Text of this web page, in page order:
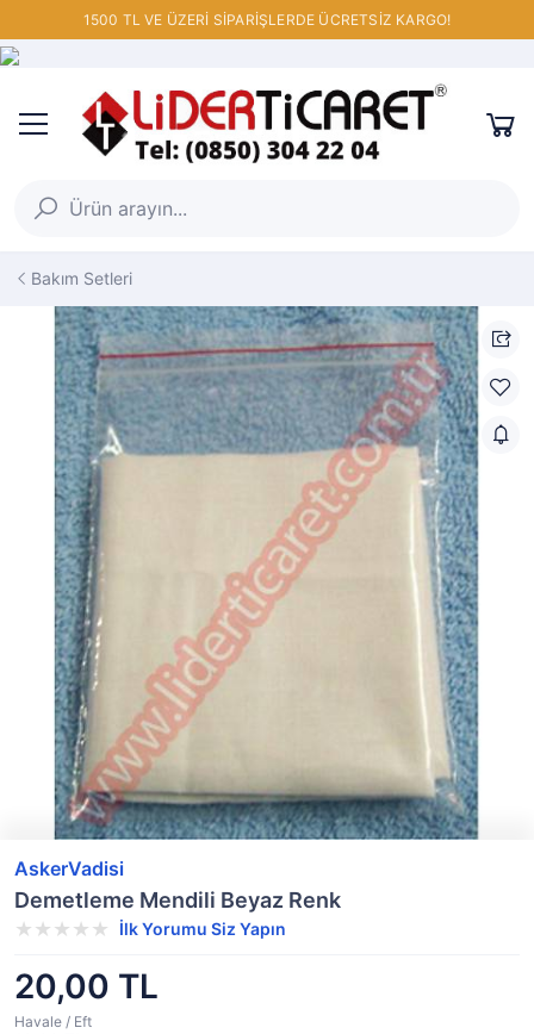
1500 TL VE ÜZERİ SİPARİŞLERDE ÜCRETSİZ KARGO!
Bakım Setleri
AskerVadisi
Demetleme Mendili Beyaz Renk
İlk Yorumu Siz Yapın
20,00 TL
Havale / Eft